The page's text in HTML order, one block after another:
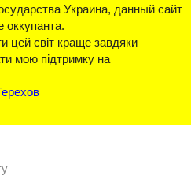
Украина, данный сайт
оккупанта.
цей світ краще завдяки
мою підтримку на